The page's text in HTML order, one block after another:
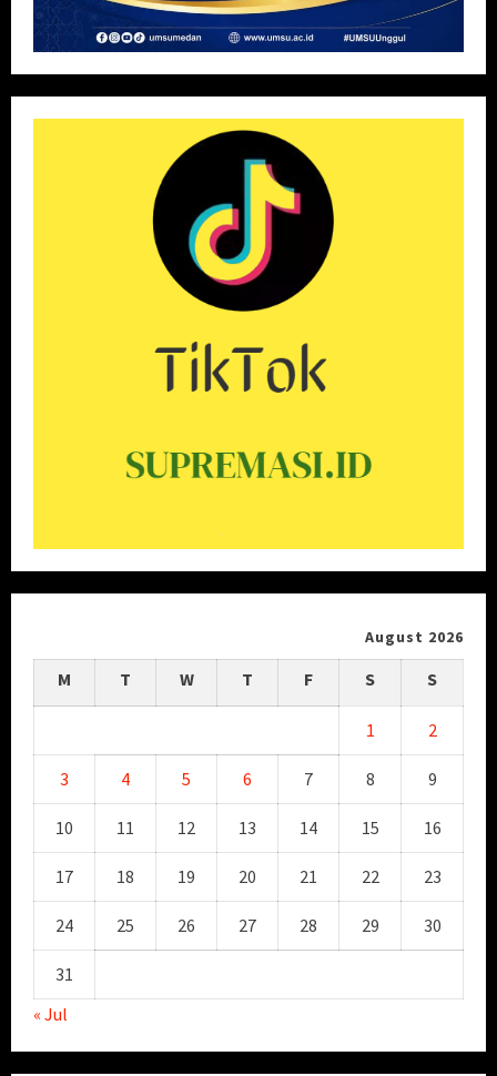
August 2026
M T W T F S S
1 2
3 4 5 6 7 8 9
10 11 12 13 14 15 16
17 18 19 20 21 22 23
24 25 26 27 28 29 30
31
« Jul